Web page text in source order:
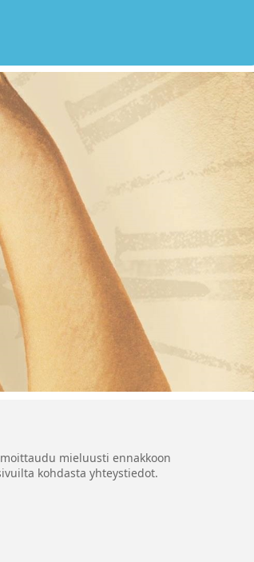
mieluusti ennakkoon
kohdasta yhteystiedot.